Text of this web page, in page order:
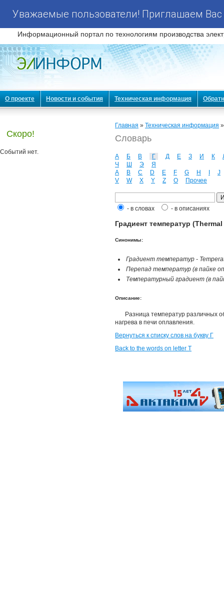
Уважаемые пользователи! Приглашаем
Информационный портал по технологиям производства
О проекте Новости и события Техническая информация
Скоро!
Событий нет.
Главная » Техническая информация
Словарь
А Б В Г Д Е З И К
Ч
Ш Э
Я
A
B C D E F G H
J
V
W X Y Z О Прочее
- в словах - в описаниях
Градиент температур
Синонимы:
Градиент температур -
Перепад температур (в пайке
Температурный градиент (в
Описание:
Разница температур различных
нагрева в печи оплавления.
Вернуться к списку слов на букву Г
Back to the words on letter T